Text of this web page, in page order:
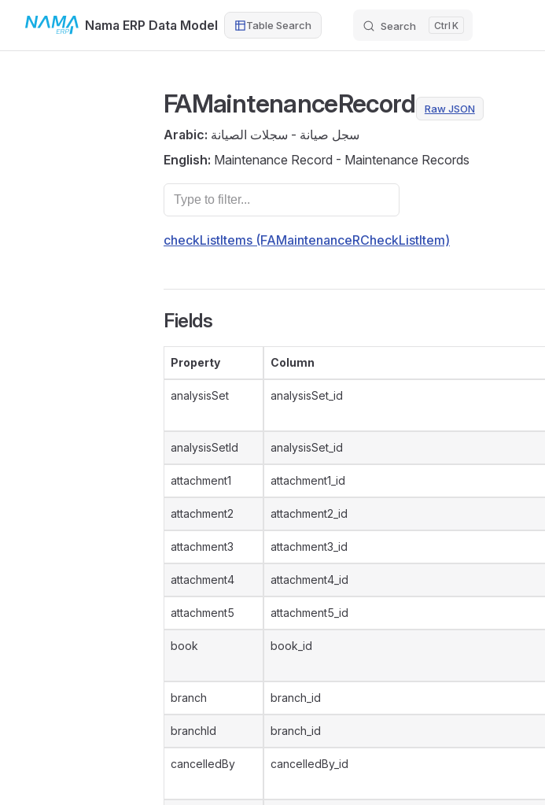
Skip to contentNama ERP Data Model Table Search Search K
FAMaintenanceRecord Raw JSON
Arabic: سجل صيانة - سجلات الصيانة
English: Maintenance Record - Maintenance Records
checkListItems (FAMaintenanceRCheckListItem)
Fields
Property Column
analysisSet analysisSet_id
analysisSetId analysisSet_id
attachment1 attachment1_id
attachment2 attachment2_id
attachment3 attachment3_id
attachment4 attachment4_id
attachment5 attachment5_id
book book_id
branch branch_id
branchId branch_id
cancelledBy cancelledBy_id